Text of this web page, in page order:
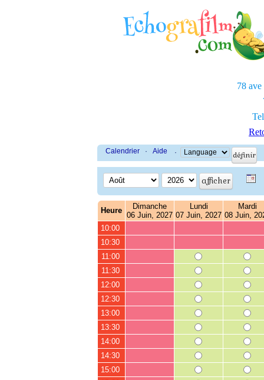
78 ave
Calendrier · Aide ·
Heure
Dimanche
06 Juin, 2027
Lundi
07 Juin, 2027
Mardi
08 Juin,
10:00
10:30
11:00
11:30
12:00
12:30
13:00
13:30
14:00
14:30
15:00